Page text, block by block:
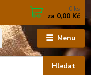
Menu
Hledat
0 ks
za 0,00 Kč